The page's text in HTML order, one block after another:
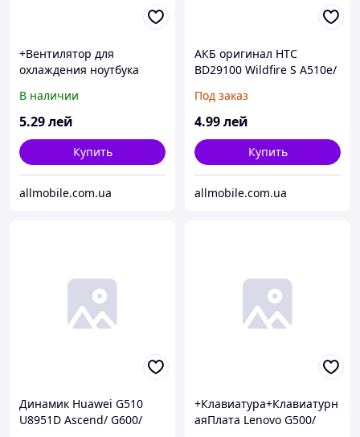
+Вентилятор для
охлаждения ноутбука
G500/ G405/ G505/ G500A/
G490/ G410/ G510 4pin
В наличии
5.29лей
Купить
allmobile.com.ua
АКБ оригинал HTC
BD29100 Wildfire S A510e/
Под заказ
4.99лей
Купить
allmobile.com.ua
Динамик Huawei G510
U8951D Ascend/ G600/
+Клавиатура+Клавиатурн
аяПлата Lenovo G500/